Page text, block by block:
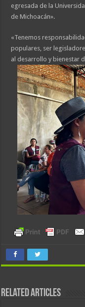
egresada de la
de Michoacán».
«Tenemos
populares, ser
al desarrollo y bienestar
Related Articles